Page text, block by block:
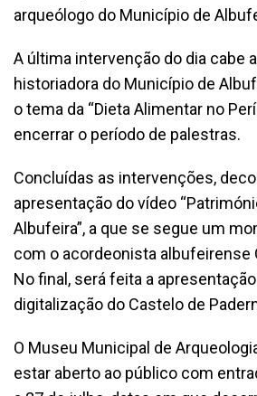
arqueólogo do Município de
A última intervenção do dia cabe
historiadora do Município de
o tema da “Dieta Alimentar no
encerrar o período de palestras.
Concluídas as intervenções,
apresentação do vídeo
Albufeira”, a que se segue um
com o acordeonista albufeirense
No final, será feita a
digitalização do Castelo de
O Museu Municipal de
estar aberto ao público com